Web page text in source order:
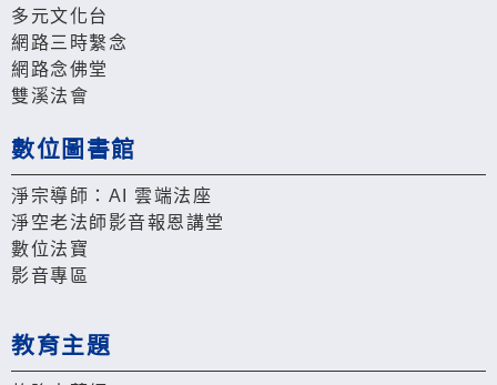
多元文化台
網路三時繫念
網路念佛堂
雙溪法會
數位圖書館
淨宗導師：AI 雲端法座
淨空老法師影音報恩講堂
數位法寶
影音專區
教育主題